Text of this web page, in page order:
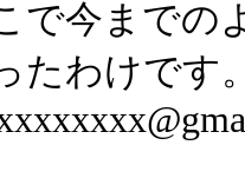
で今までの
たわけです。